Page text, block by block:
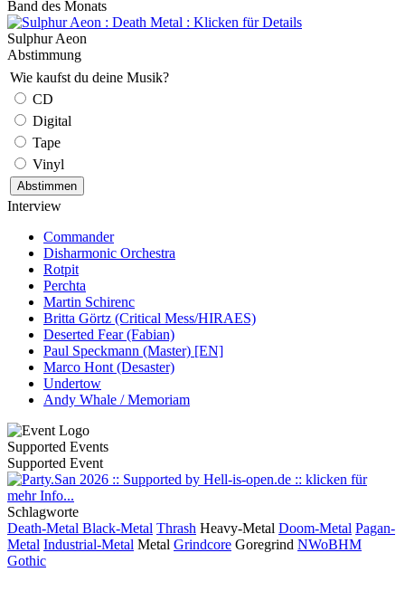
Band des Monats
Sulphur Aeon
Abstimmung
Wie kaufst du deine Musik?
CD
Digital
Tape
Vinyl
Interview
Commander
Disharmonic Orchestra
Rotpit
Perchta
Martin Schirenc
Britta Görtz (Critical Mess/HIRAES)
Deserted Fear (Fabian)
Paul Speckmann (Master) [EN]
Marco Hont (Desaster)
Undertow
Andy Whale / Memoriam
Supported Events
Supported Event
Schlagworte
Death-Metal Black-Metal Thrash Heavy-Metal Doom-Metal Pagan-
Metal Industrial-Metal Metal Grindcore Goregrind NWoBHM
Gothic